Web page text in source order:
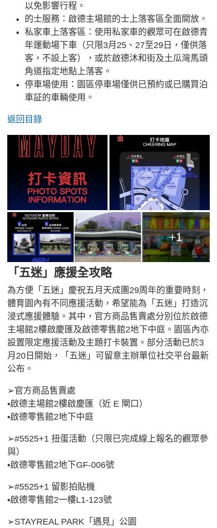
以免影響行程。
的士服務：啟德主場館的士上落客區全面開放。
私家車上落客區：使用私家車的觀眾可在啟德青
年運動場下車（只限3月25、27至29日，僅供落
客，不設上客），或於啟德沐和街及土瓜灣馬頭
角道指定地點上落客。
停車場使用：園區停車場僅供已預約或已購買泊
車証的車輛使用。
返回目錄
+1
「五迷」應援全攻略
為方便「五迷」慶祝五月天成團29周年的重要時刻，
體育園內有不同應援活動，希望能為「五迷」打造沉
浸式應援體驗。其中，官方商品售賣處分別位於啟德
主場館2樓啟慶匯及啟德零售館2地下中庭。園區內亦
設置限定應援活動及主題打卡裝置。部分活動已於3
月20日開始，「五迷」可留意主辦單位社交平台最新
公布。
➢官方商品售賣處
•啟德主場館2樓啟慶匯（近 E 閘口）
•啟德零售館2地下中庭
➢#5525+1 扭蛋活動（只限已完成線上報名的觀眾參
與）
•啟德零售館2地下GF‑006號
➢#5525+1 留影拍貼機
•啟德零售館2一樓L1‑123號
➢STAYREAL PARK「遇見」公園